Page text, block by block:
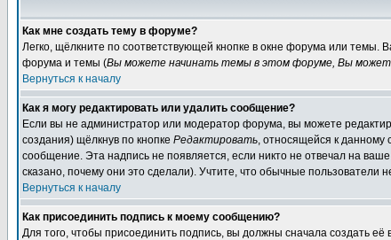
Как мне создать тему в форуме?
Легко, щёлкните по соответствующей кнопке в окне форума или
форума и темы (Вы можете начинать темы в этом форуме, Вы
Вернуться к началу
Как я могу редактировать или удалить сообщение?
Если вы не администратор или модератор форума, вы можете
создания) щёлкнув по кнопке Редактировать, относящейся к данному
сообщение. Эта надпись не появляется, если никто не отвечал на
сказано, почему они это сделали). Учтите, что обычные пользователи
Вернуться к началу
Как присоединить подпись к моему сообщению?
Для того, чтобы присоединить подпись, вы должны сначала создать